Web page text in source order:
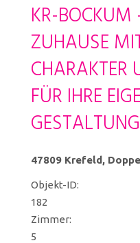
KR-BOCKUM
ZUHAUSE
CHARAKTER
FÜR IHRE
47809 Krefeld,
Objekt-ID:
182
Zimmer:
5